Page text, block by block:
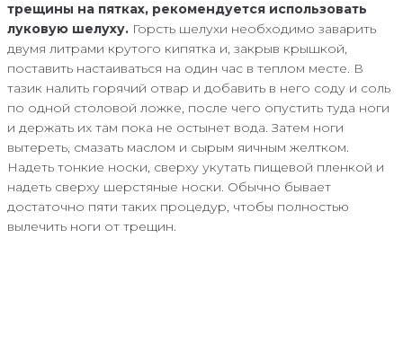
трещины на пятках, рекомендуется использовать
луковую шелуху. Горсть шелухи необходимо заварить
двумя литрами крутого кипятка и, закрыв крышкой,
поставить настаиваться на один час в теплом месте. В
тазик налить горячий отвар и добавить в него соду и соль
по одной столовой ложке, после чего опустить туда ноги
и держать их там пока не остынет вода. Затем ноги
вытереть, смазать маслом и сырым яичным желтком.
Надеть тонкие носки, сверху укутать пищевой пленкой и
надеть сверху шерстяные носки. Обычно бывает
достаточно пяти таких процедур, чтобы полностью
вылечить ноги от трещин.